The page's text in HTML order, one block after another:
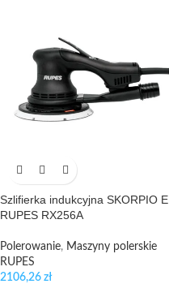
Szlifierka indukcyjna SKORPIO E
RUPES RX256A
Polerowanie, Maszyny polerskie
RUPES
2106,26 zł